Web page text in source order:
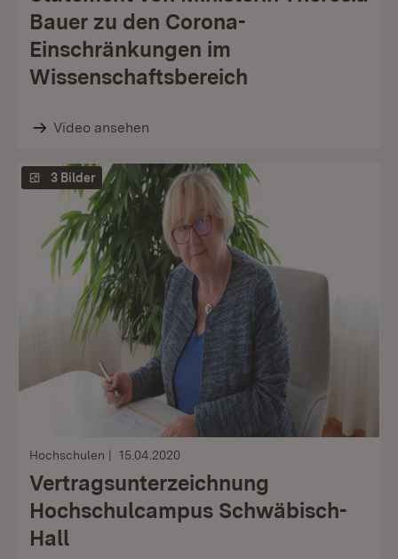
Bauer zu den Corona-
Einschränkungen im
Wissenschaftsbereich
Video ansehen
3 Bilder
Hochschulen 15.04.2020
Vertragsunterzeichnung
Hochschulcampus Schwäbisch-
Hall